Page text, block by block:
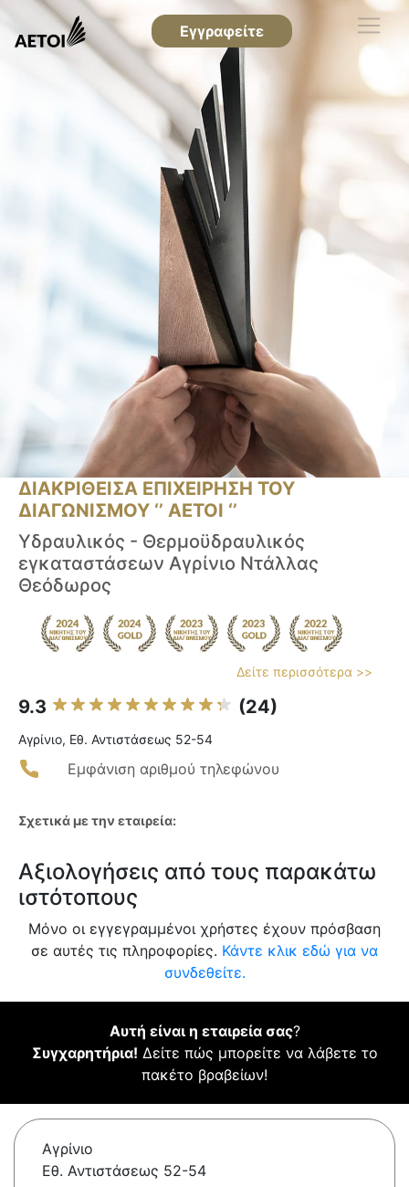
Εγγραφείτε
ΔΙΑΚΡΙΘΕΙΣΑ ΕΠΙΧΕΙΡΗΣΗ ΤΟΥ
ΔΙΑΓΩΝΙΣΜΟΥ ‘’ ΑΕΤΟΙ ‘’
Υδραυλικός - Θερμοϋδραυλικός
εγκαταστάσεων Αγρίνιο Ντάλλας
Θεόδωρος
Δείτε περισσότερα >>
9.3 (24)
Αγρίνιο, Εθ. Αντιστάσεως 52-54
Εμφάνιση αριθμού τηλεφώνου
Σχετικά με την εταιρεία:
Αξιολογήσεις από τους παρακάτω
ιστότοπους
Μόνο οι εγγεγραμμένοι χρήστες έχουν πρόσβαση
σε αυτές τις πληροφορίες. Κάντε κλικ εδώ για να
συνδεθείτε.
Αυτή είναι η εταιρεία σας?
Συγχαρητήρια! Δείτε πώς μπορείτε να λάβετε το
πακέτο βραβείων!
Αγρίνιο
Εθ. Αντιστάσεως 52-54